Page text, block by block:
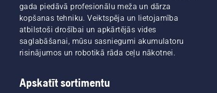
gada piedāvā profesionālu meža un dārza
kopšanas tehniku. Veiktspēja un lietojamība
atbilstoši drošībai un apkārtējās vides
saglabāšanai, mūsu sasniegumi akumulatoru
risinājumos un robotikā rāda ceļu nākotnei.
Apskatīt sortimentu